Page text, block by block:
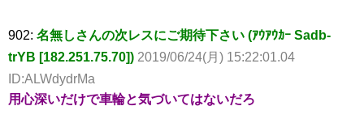
902: 名無しさんの次レスにご期待下さい (ｱｳｱｳｶｰ Sadb-
trYB [182.251.75.70]) 2019/06/24(月) 15:22:01.04
ID:ALWdydrMa
用心深いだけで車輪と気づいてはないだろ